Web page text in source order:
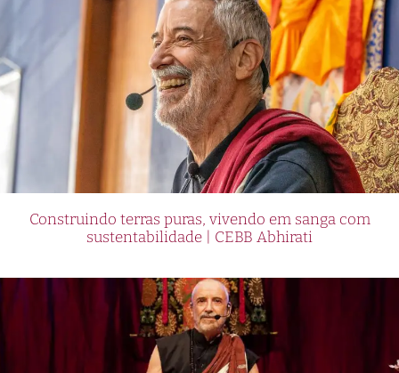
Construindo terras puras, vivendo em sanga com
sustentabilidade | CEBB Abhirati